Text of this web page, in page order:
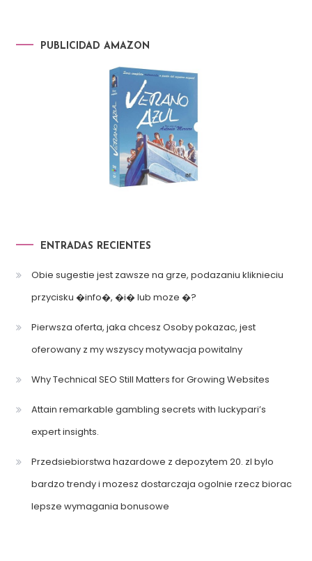
PUBLICIDAD AMAZON
ENTRADAS RECIENTES
Obie sugestie jest zawsze na grze, podazaniu kliknieciu
przycisku �info�, �i� lub moze �?
Pierwsza oferta, jaka chcesz Osoby pokazac, jest
oferowany z my wszyscy motywacja powitalny
Why Technical SEO Still Matters for Growing Websites
Attain remarkable gambling secrets with luckypari’s
expert insights.
Przedsiebiorstwa hazardowe z depozytem 20. zl bylo
bardzo trendy i mozesz dostarczaja ogolnie rzecz biorac
lepsze wymagania bonusowe